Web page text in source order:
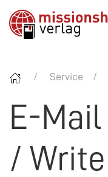
Service
E-
/